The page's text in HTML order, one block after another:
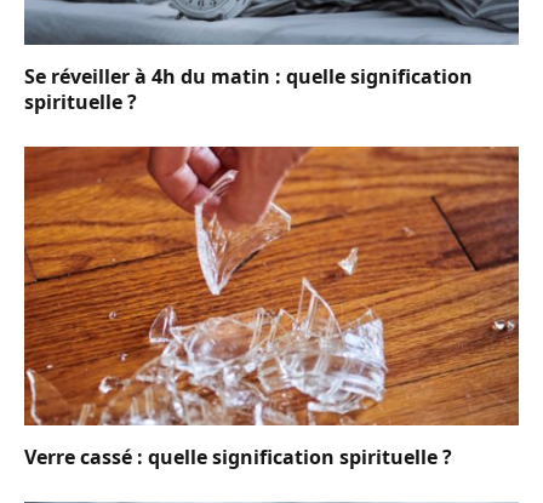
Se réveiller à 4h du matin : quelle signification
spirituelle ?
Verre cassé : quelle signification spirituelle ?